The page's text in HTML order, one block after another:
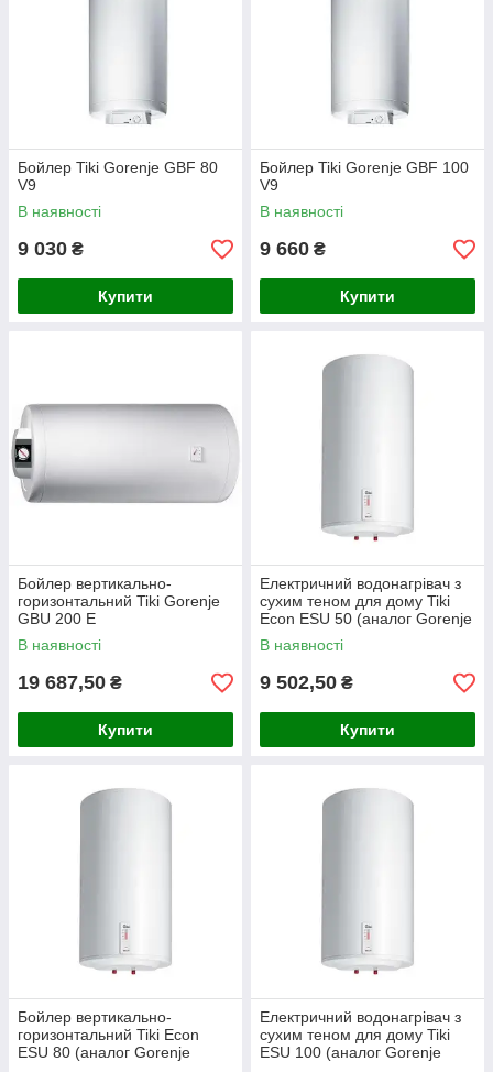
Бойлер Tiki Gorenje GBF 80
V9
В наявності
9 030 ₴
Купити
Бойлер Tiki Gorenje GBF 100
V9
В наявності
9 660 ₴
Купити
Бойлер вертикально-
горизонтальний Tiki Gorenje
GBU 200 E
В наявності
19 687,50 ₴
Купити
Електричний водонагрівач з
сухим теном для дому Tiki
Econ ESU 50 (аналог Gorenje
GBFU 50 SIM/V9)
В наявності
9 502,50 ₴
Купити
Бойлер вертикально-
горизонтальний Tiki Econ
ESU 80 (аналог Gorenje
Електричний водонагрівач з
сухим теном для дому Tiki
ESU 100 (аналог Gorenje